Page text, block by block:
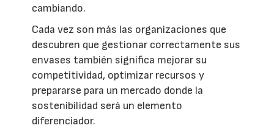
cambiando.
Cada vez son más las organizaciones que
descubren que gestionar correctamente sus
envases también significa mejorar su
competitividad, optimizar recursos y
prepararse para un mercado donde la
sostenibilidad será un elemento
diferenciador.